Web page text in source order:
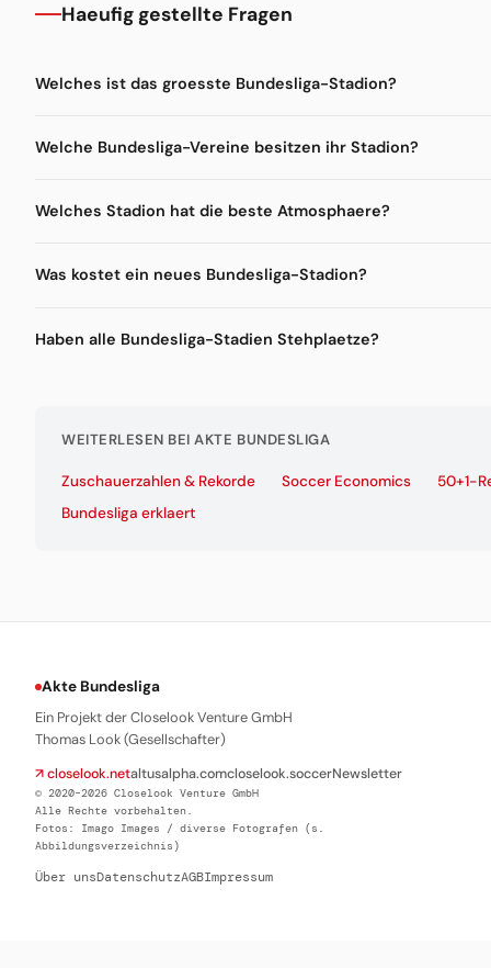
Haeufig gestellte Fragen
Welches ist das groesste Bundesliga-Stadion?
Welche Bundesliga-Vereine besitzen ihr Stadion?
Welches Stadion hat die beste Atmosphaere?
Was kostet ein neues Bundesliga-Stadion?
Haben alle Bundesliga-Stadien Stehplaetze?
WEITERLESEN BEI AKTE BUNDESLIGA
Zuschauerzahlen & Rekorde Soccer Economics
50+1-
Bundesliga erklaert
Akte Bundesliga
Ein Projekt der Closelook Venture GmbH
Thomas Look (Gesellschafter)
↗ closelook.netaltusalpha.comcloselook.soccerNewsletter
© 2020–2026 Closelook Venture GmbH
Alle Rechte vorbehalten.
Fotos: Imago Images / diverse Fotografen (s.
Abbildungsverzeichnis)
Über unsDatenschutzAGBImpressum